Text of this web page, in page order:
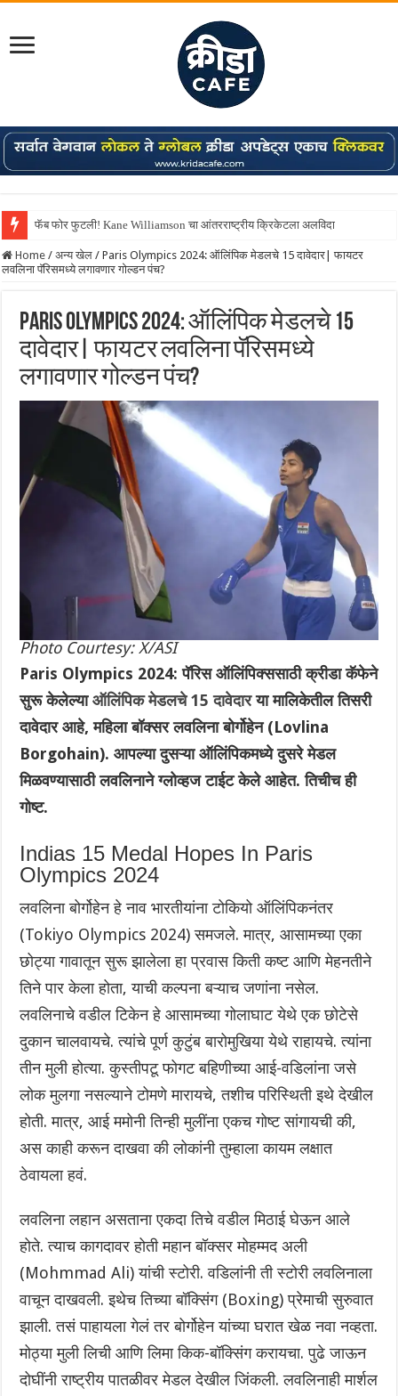
फॅब फोर फुटली! Kane Williamson चा आंतरराष्ट्रीय क्रिकेटला अलविदा
Home / अन्य खेल / Paris Olympics 2024: ऑलिंपिक मेडलचे 15 दावेदार| फायटर
लवलिना पॅरिसमध्ये लगावणार गोल्डन पंच?
Paris Olympics 2024: ऑलिंपिक मेडलचे 15
दावेदार| फायटर लवलिना पॅरिसमध्ये
लगावणार गोल्डन पंच?
Photo Courtesy: X/ASI
Paris Olympics 2024: पॅरिस ऑलिंपिक्ससाठी क्रीडा कॅफेने
सुरू केलेल्याऑलिंपिक मेडलचे 15 दावेदारया मालिकेतील तिसरी
दावेदार आहे, महिला बॉक्सर लवलिना बोर्गोहेन (Lovlina
Borgohain). आपल्या दुसऱ्या ऑलिंपिकमध्ये दुसरे मेडल
मिळवण्यासाठी लवलिनाने ग्लोव्हज टाईट केले आहेत. तिचीच ही
गोष्ट.
Indias 15 Medal Hopes In Paris
Olympics 2024
लवलिना बोर्गोहेन हे नाव भारतीयांना टोकियो ऑलिंपिकनंतर
(Tokiyo Olympics 2024) समजले. मात्र, आसामच्या एका
छोट्या गावातून सुरू झालेला हा प्रवास किती कष्ट आणि मेहनतीने
तिने पार केला होता, याची कल्पना बऱ्याच जणांना नसेल.
लवलिनाचे वडील टिकेन हे आसामच्या गोलाघाट येथे एक छोटेसे
दुकान चालवायचे. त्यांचे पूर्ण कुटुंब बारोमुखिया येथे राहायचे. त्यांना
तीन मुली होत्या. कुस्तीपटू फोगट बहिणीच्या आई-वडिलांना जसे
लोक मुलगा नसल्याने टोमणे मारायचे, तशीच परिस्थिती इथे देखील
होती. मात्र, आई ममोनी तिन्ही मुलींना एकच गोष्ट सांगायची की,
अस काही करून दाखवा की लोकांनी तुम्हाला कायम लक्षात
ठेवायला हवं.
लवलिना लहान असताना एकदा तिचे वडील मिठाई घेऊन आले
होते. त्याच कागदावर होती महान बॉक्सर मोहम्मद अली
(Mohmmad Ali) यांची स्टोरी. वडिलांनी ती स्टोरी लवलिनाला
वाचून दाखवली. इथेच तिच्या बॉक्सिंग (Boxing) प्रेमाची सुरुवात
झाली. तसं पाहायला गेलं तर बोर्गोहेन यांच्या घरात खेळ नवा नव्हता.
मोठ्या मुली लिची आणि लिमा किक-बॉक्सिंग करायचा. पुढे जाऊन
दोघींनी राष्ट्रीय पातळीवर मेडल देखील जिंकली. लवलिनाही मार्शल